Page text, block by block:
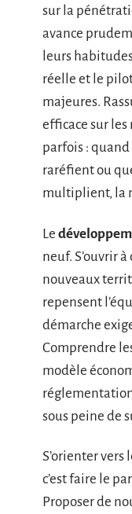
sur la
avance
leurs
réelle et le
majeures.
efficace sur les
parfois :
raréfient ou
multiplient, la
Le
neuf. S’ouvrir
nouveaux
repensent
démarche
Comprendre
modèle
sous peine de
S’orienter vers
c’est faire le
Proposer de